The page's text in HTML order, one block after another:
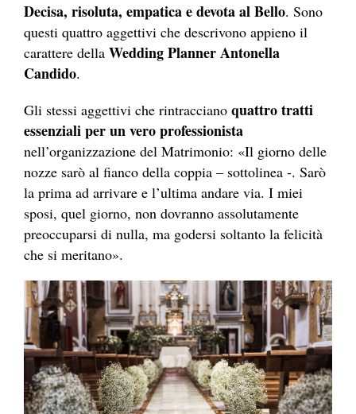
Decisa, risoluta, empatica e devota al Bello. Sono
questi quattro aggettivi che descrivono appieno il
carattere della Wedding Planner Antonella
Candido.
Gli stessi aggettivi che rintracciano quattrotratti
essenziali per un vero professionista
nell’organizzazione del Matrimonio: «Il giorno delle
nozze sarò al fianco della coppia – sottolinea -. Sarò
la prima ad arrivare e l’ultima andare via. I miei
sposi, quel giorno, non dovranno assolutamente
preoccuparsi di nulla, ma godersi soltanto la felicità
che si meritano».